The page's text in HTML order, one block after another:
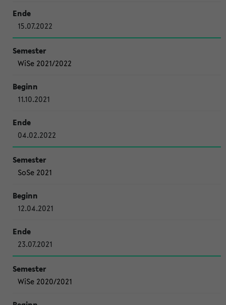
15.07.2022
WiSe 2021/2022
11.10.2021
04.02.2022
SoSe 2021
12.04.2021
23.07.2021
WiSe 2020/2021